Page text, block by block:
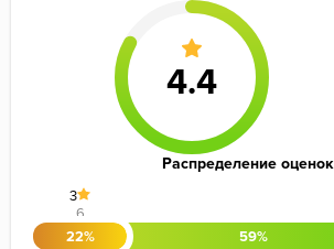
Распределение оценок
22%
3
6
59%